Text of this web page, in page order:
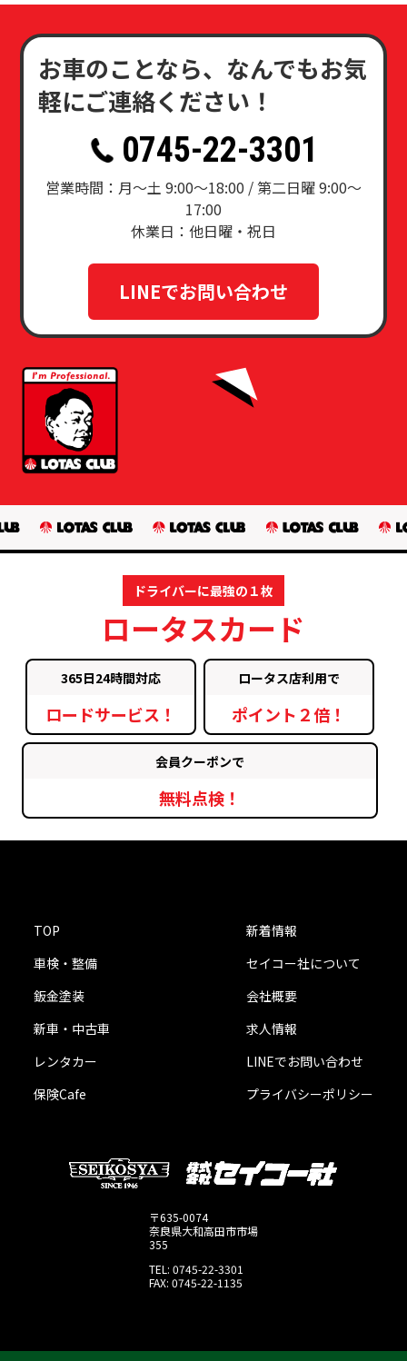
シ
ョ
ン
お車のことなら、なんでもお気
軽にご連絡ください！
0745-22-3301
営業時間：月〜土 9:00～18:00 / 第二日曜 9:00〜
17:00
休業日：他日曜・祝日
LINEでお問い合わせ
ドライバーに最強の１枚
ロータスカード
365日24時間対応
ロードサービス！
ロータス店利用で
ポイント２倍！
会員クーポンで
無料点検！
TOP
車検・整備
鈑金塗装
新車・中古車
レンタカー
保険Cafe
新着情報
セイコー社について
会社概要
求人情報
LINEでお問い合わせ
プライバシーポリシー
〒635-0074
奈良県大和高田市市場
355
TEL: 0745-22-3301
FAX: 0745-22-1135